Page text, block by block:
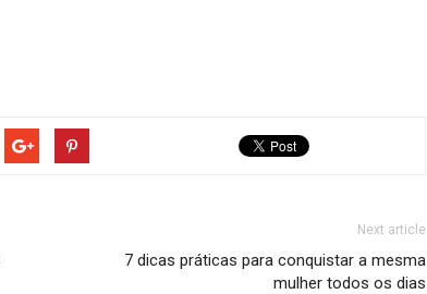
Next article
7 dicas práticas para conquistar a mesma
mulher todos os dias